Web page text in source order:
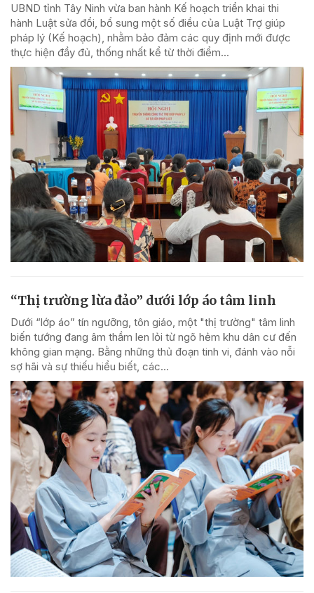
UBND tỉnh Tây Ninh vừa ban hành Kế hoạch triển khai thi
hành Luật sửa đổi, bổ sung một số điều của Luật Trợ giúp
pháp lý (Kế hoạch), nhằm bảo đảm các quy định mới được
thực hiện đầy đủ, thống nhất kể từ thời điểm...
“Thị trường lừa đảo” dưới lớp áo tâm linh
Dưới “lớp áo” tín ngưỡng, tôn giáo, một "thị trường" tâm linh
biến tướng đang âm thầm len lỏi từ ngõ hẻm khu dân cư đến
không gian mạng. Bằng những thủ đoạn tinh vi, đánh vào nỗi
sợ hãi và sự thiếu hiểu biết, các...